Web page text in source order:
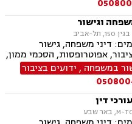
מזונות, מעמד אישי, תיאום
אזרחיים, ניכור הורי,
וגישור
דיני משפחה, גישור
אפוטרופסות, הסכמי ממון,
הורות משותפת, הורות חד
פסיקתיים, ייפוי כוח
גירושין, מזונות, זמני
וחלוקת רכוש.
במשפחה , ידועים בציבור
דין